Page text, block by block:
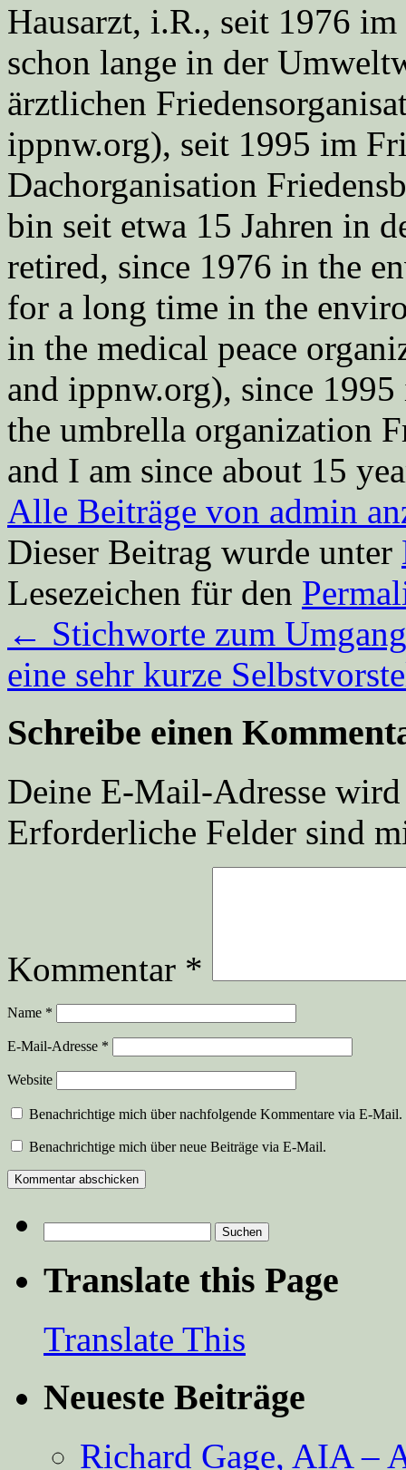
Hausarzt, i.R., seit 1976
schon lange in der
ärztlichen
ippnw.org), seit 1995 im
Dachorganisation
bin seit etwa 15 Jahren in
retired, since 1976 in the
for a long time in the
in the medical peace
and ippnw.org), since
the umbrella organization
and I am since about 15
Alle Beiträge von admin
Dieser Beitrag wurde unter
Lesezeichen für den
← Stichworte zum
eine sehr kurze
Schreibe einen
Deine E-Mail-Adresse
Erforderliche Felder sind
Kommentar *
Name *
E-Mail-Adresse *
Website
Benachrichtige mich über nachfolgende Kommentare via E-Mail.
Benachrichtige mich über neue Beiträge via E-Mail.
nach:
Translate this Page
Translate This
Neueste Beiträge
Richard Gage, AIA –